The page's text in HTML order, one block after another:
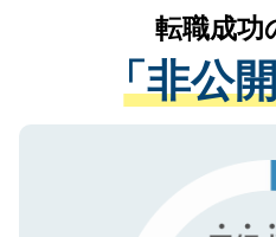
は、個人情報の取
管理基準を満たし
る、プライバシー
で、機密保持に関
かがいして、現在
経験をまじえなが
させていただきま
ない方には、長期
ので、まずはご登
転職成功
「非公